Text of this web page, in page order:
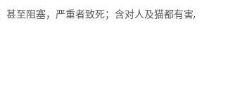
至阻塞，严重者致死；含对人及猫都有害,